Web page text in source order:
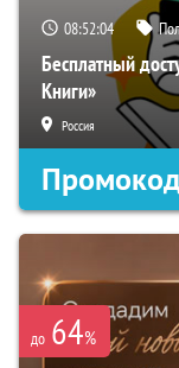
08:52:03
Бесплатный
Книги»
Россия
до 64%